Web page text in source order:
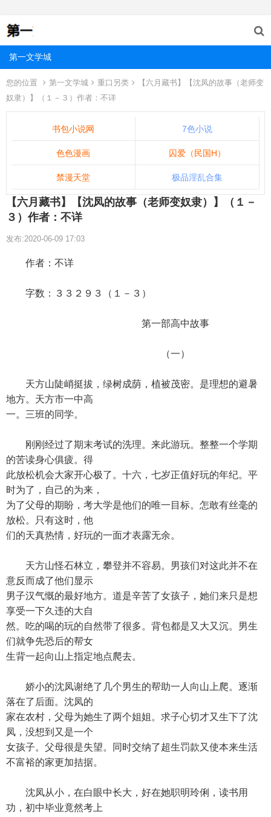
第一文学城
您的位置 第一文学城 重口另类
【六月藏书】【沈凤的故事（老师变
奴隶）】（１－３）作者：不详
书包小说网 7色小说
色色漫画 囚爱（民国H）
禁漫天堂 极品淫乱合集
【六月藏书】【沈凤的故事（老师变奴隶）】（１－
３）作者：不详
发布:2020-06-09 17:03
作者：不详
字数：３３２９３（１－３）
第一部高中故事
（一）
天方山陡峭挺拔，绿树成荫，植被茂密。是理想的避暑
地方。天方市一中高
一。三班的同学。
刚刚经过了期末考试的洗理。来此游玩。整整一个学期
的苦读身心俱疲。得
此放松机会大家开心极了。十六，七岁正值好玩的年纪。平
时为了，自己的为来，
为了父母的期盼，考大学是他们的唯一目标。怎敢有丝毫的
放松。只有这时，他
们的天真热情，好玩的一面才表露无余。
天方山怪石林立，攀登并不容易。男孩们对这此并不在
意反而成了他们显示
男子汉气慨的最好地方。道是辛苦了女孩子，她们来只是想
享受一下久违的大自
然。吃的喝的玩的自然带了很多。背包都是又大又沉。男生
们就争先恐后的帮女
生背一起向山上指定地点爬去。
娇小的沈凤谢绝了几个男生的帮助一人向山上爬。逐渐
落在了后面。沈凤的
家在农村，父母为她生了两个姐姐。求子心切才又生下了沈
凤，没想到又是一个
女孩子。父母很是失望。同时交纳了超生罚款又使本来生活
不富裕的家更加拮据。
沈凤从小，在白眼中长大，好在她职明玲俐，读书用
功，初中毕业竟然考上